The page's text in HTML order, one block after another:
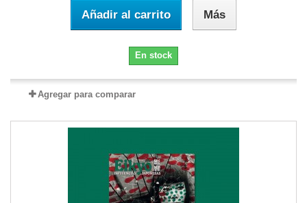
Añadir al carrito Más
En stock
Agregar para comparar